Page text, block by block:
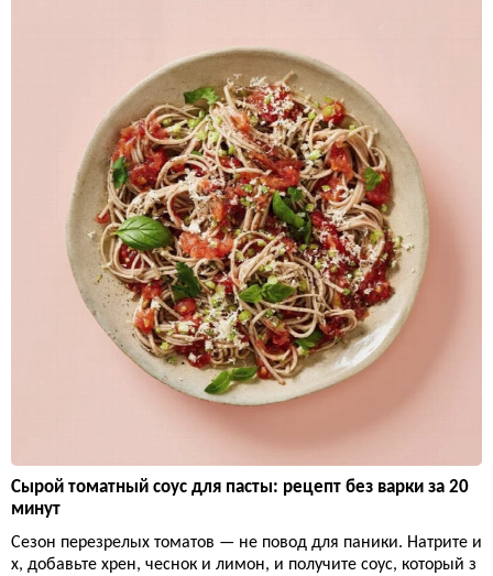
Сырой томатный соус для пасты: рецепт без варки за 20
минут
Сезон перезрелых томатов — не повод для паники. Натрите и
х, добавьте хрен, чеснок и лимон, и получите соус, который з